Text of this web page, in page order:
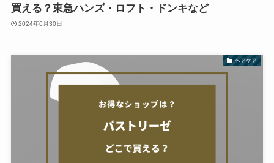
買える？東急ハンズ・ロフト・ドンキなど
2024年6月30日
ヘアケア